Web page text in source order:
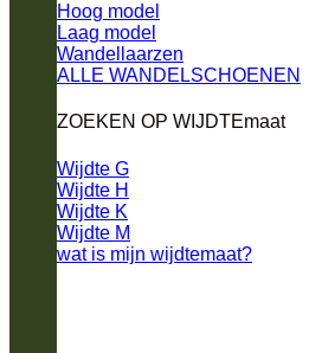
Hoog model
Laag model
Wandellaarzen
ALLE WANDELSCHOENEN
ZOEKEN OP WIJDTEmaat
Wijdte G
Wijdte H
Wijdte K
Wijdte M
wat is mijn wijdtemaat?